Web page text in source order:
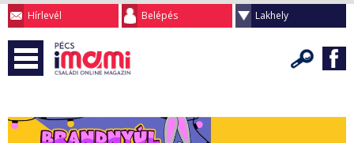
Hírlevél Belépés Lakhely